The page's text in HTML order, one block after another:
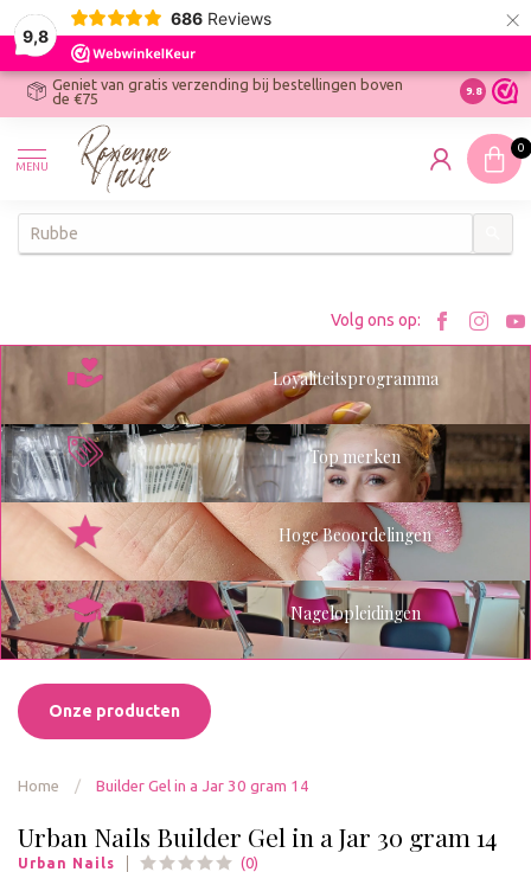
9,8
686 Reviews ×
Geniet van gratis verzending bij bestellingen boven
de €75
Ontdek
9.8
MENU
0
Volg ons op:
Bezoek
Loyaliteitsprogramma
Top merken
Hoge Beoordelingen
Nagelopleidingen
Onze producten
Home / Builder Gel in a Jar 30 gram 14
Urban Nails Builder Gel in a Jar 30 gram 14
Urban Nails (0)